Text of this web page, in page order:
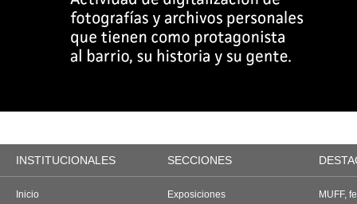
INSTITUCIONALES SECCIONES
Inicio
Exposiciones
MUFF,